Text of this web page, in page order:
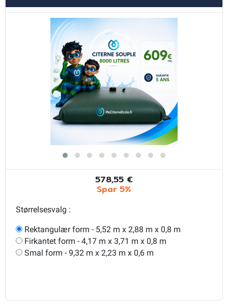
578,55 €
Spar 5%
Størrelsesvalg :
Rektangulær form - 5,52 m x 2,88 m x 0,8 m
Firkantet form - 4,17 m x 3,71 m x 0,8 m
Smal form - 9,32 m x 2,23 m x 0,6 m